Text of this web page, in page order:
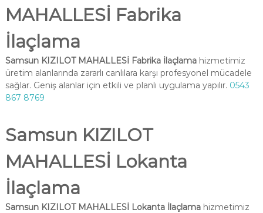
MAHALLESİ Fabrika
İlaçlama
Samsun KIZILOT MAHALLESİ Fabrika İlaçlamahizmetimiz
üretim alanlarında zararlı canlılara karşı profesyonel mücadele
sağlar. Geniş alanlar için etkili ve planlı uygulama yapılır. 0543
867 8769
Samsun KIZILOT
MAHALLESİ Lokanta
İlaçlama
Samsun KIZILOT MAHALLESİ Lokanta İlaçlamahizmetimiz